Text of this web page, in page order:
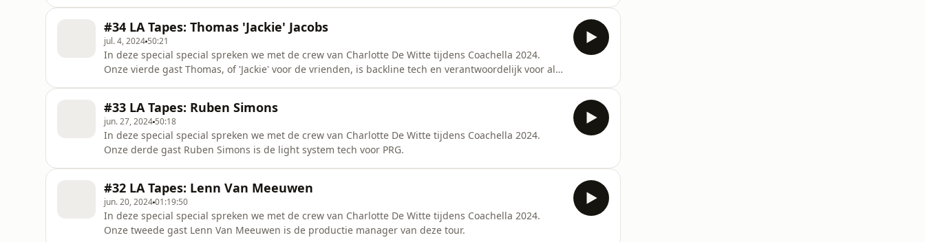
Laboratories en was deel
#34 LA Tapes: Thomas 'Jackie' Jacobs
jul. 4, 2024 50:21
In deze special special spreken we met de crew van Charlotte De Witte tijdens Coachella 2024.
Onze vierde gast Thomas, of 'Jackie' voor de vrienden, is backline tech en verantwoordelijk voor alle
#33 LA Tapes: Ruben Simons
jun. 27, 2024 50:18
In deze special special spreken we met de crew van Charlotte De Witte tijdens Coachella 2024.
Onze derde gast Ruben Simons is de light system tech voor PRG.
#32 LA Tapes: Lenn Van Meeuwen
jun. 20, 202401:19:50
In deze special special spreken we met de crew van Charlotte De Witte tijdens Coachella 2024.
Onze tweede gast Lenn Van Meeuwen is de productie manager van deze tour.